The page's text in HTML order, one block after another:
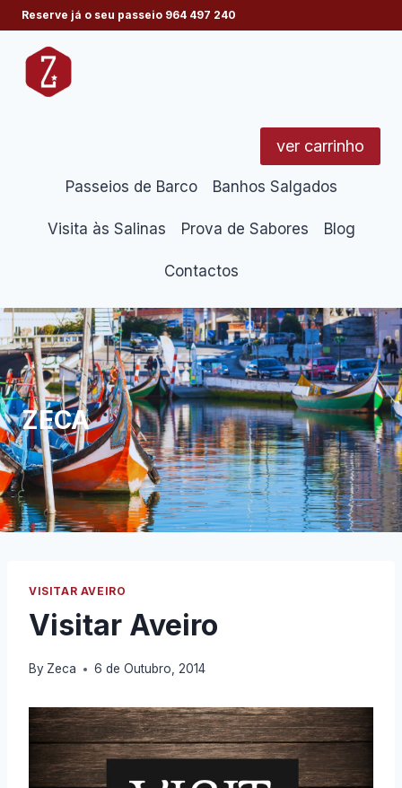
Skip
to
content
Reserve já o seu passeio 964 497 240
ver carrinho
Passeios de Barco Banhos Salgados
Visita às Salinas Prova de Sabores Blog
Contactos
ZECA
VISITAR AVEIRO
Visitar Aveiro
By Zeca 6 de Outubro, 2014